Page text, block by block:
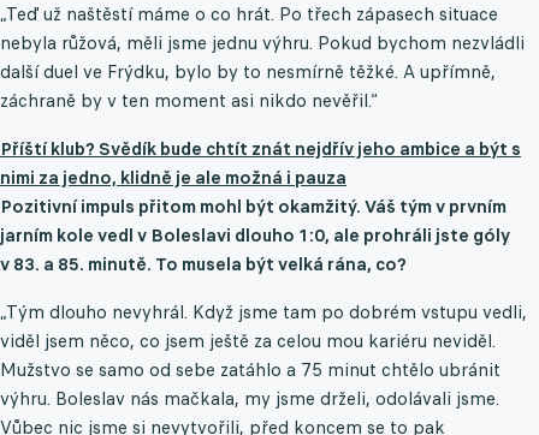
„Teď už naštěstí máme o co hrát. Po třech zápasech situace
nebyla růžová, měli jsme jednu výhru. Pokud bychom nezvládli
další duel ve Frýdku, bylo by to nesmírně těžké. A upřímně,
záchraně by v ten moment asi nikdo nevěřil.“
Příští klub? Svědík bude chtít znát nejdřív jeho ambice a být s
nimi za jedno, klidně je ale možná i pauza
Pozitivní impuls přitom mohl být okamžitý. Váš tým v prvním
jarním kole vedl v Boleslavi dlouho 1:0, ale prohráli jste góly
v 83. a 85. minutě. To musela být velká rána, co?
„Tým dlouho nevyhrál. Když jsme tam po dobrém vstupu vedli,
viděl jsem něco, co jsem ještě za celou mou kariéru neviděl.
Mužstvo se samo od sebe zatáhlo a 75 minut chtělo ubránit
výhru. Boleslav nás mačkala, my jsme drželi, odolávali jsme.
Vůbec nic jsme si nevytvořili, před koncem se to pak